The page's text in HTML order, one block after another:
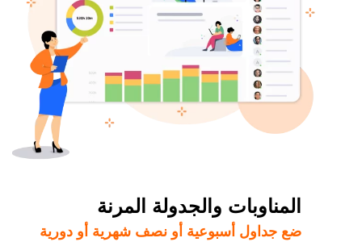
المناوبات والجدولة المرنة
ضع جداول أسبوعية أو نصف شهرية أو دورية